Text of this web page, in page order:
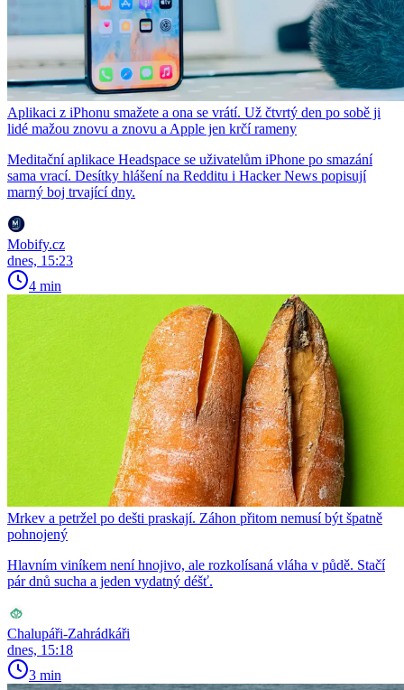
Aplikaci z iPhonu smažete a ona se vrátí. Už čtvrtý den po sobě ji
lidé mažou znovu a znovu a Apple jen krčí rameny
Meditační aplikace Headspace se uživatelům iPhone po smazání
sama vrací. Desítky hlášení na Redditu i Hacker News popisují
marný boj trvající dny.
Mobify.cz
dnes, 15:23
4 min
Mrkev a petržel po dešti praskají. Záhon přitom nemusí být špatně
pohnojený
Hlavním viníkem není hnojivo, ale rozkolísaná vláha v půdě. Stačí
pár dnů sucha a jeden vydatný déšť.
Chalupáři-Zahrádkáři
dnes, 15:18
3 min